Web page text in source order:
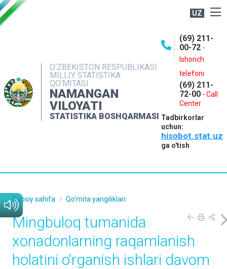
UZ
O‘ZBEKISTON RESPUBLIKASI
MILLIY STATISTIKA
QO‘MITASI
NAMANGAN
VILOYATI
STATISTIKA BOSHQARMASI
(69) 211-
00-72 -
Ishonch
telefoni
(69) 211-
72-00 - Call
Center
Tadbirkorlar
uchun:
hisobot.stat.uz
ga o'tish
NASHRLAR
INTERAKTIV XIZMATLAR
MATBUOT XIZMATI
MUROJAATLAR
Asosiy sahifa Qo'mita yangiliklari
Mingbuloq tumanida
хonadonlarning raqamlanish
holatini o‘rganish ishlari davom